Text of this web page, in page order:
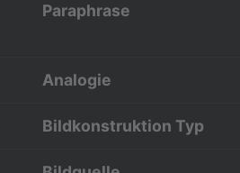
Paraphrase
Analogie
Bildkonstruktion Typ